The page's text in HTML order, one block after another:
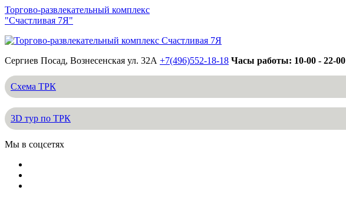
Торгово-развлекательный комплекс
"Счастливая 7Я"
Сергиев Посад, Вознесенская ул. 32А +7(496)552-18-18 Часы работы: 10-00 - 22-00
Схема ТРК
3D тур по ТРК
Мы в соцсетях